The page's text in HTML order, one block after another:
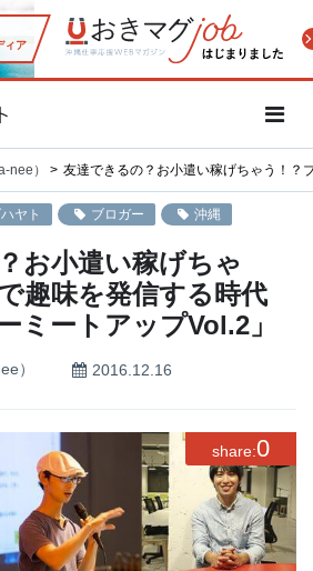
ィア
nee） 友達できるの？お小遣い稼げちゃう！？
ヤト ブロガー 沖縄
お小遣い稼げちゃ
趣味を発信する時代
ミートアップVol.2」
） 2016.12.16
share:0